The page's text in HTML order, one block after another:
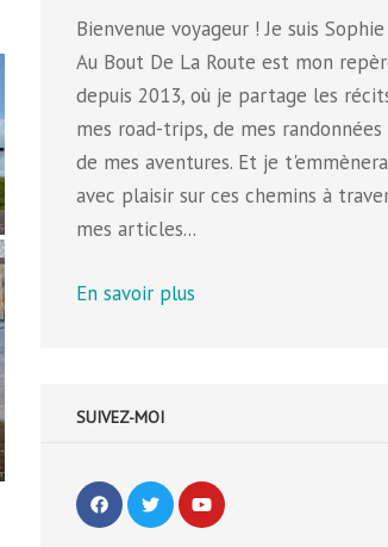
Bienvenue voyageur ! Je suis
Au Bout De La Route est mon
depuis 2013, où je partage les
mes road-trips, de mes
de mes aventures. Et je
avec plaisir sur ces chemins à
mes articles...
En savoir plus
SUIVEZ-MOI